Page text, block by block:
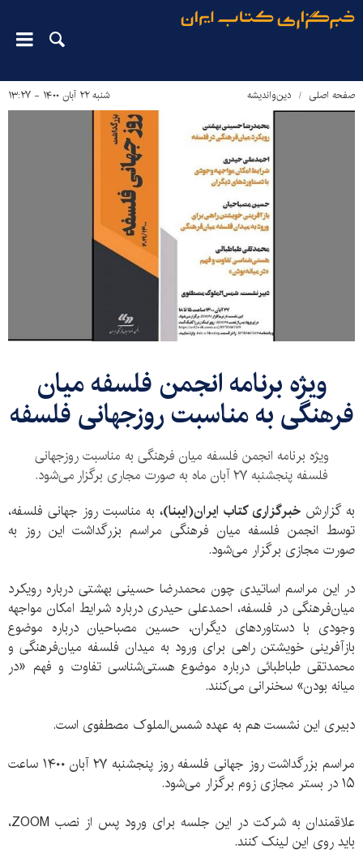
صفحه اصلی دین‌واندیشه شنبه ۲۲ آبان ۱۴۰۰ - ۱۳:۲۷
ویژه برنامه انجمن فلسفه میان
فرهنگی به مناسبت روزجهانی فلسفه
ویژه برنامه انجمن فلسفه میان فرهنگی به مناسبت روزجهانی
فلسفه پنجشنبه ۲۷ آبان ماه به صورت مجاری برگزار می‌شود.
به گزارشخبرگزاری کتاب ایران(ایبنا)، به مناسبت روز جهانی فلسفه،
توسط انجمن فلسفه میان فرهنگی مراسم بزرگداشت این روز به
صورت مجازی برگزار می‌شود.
در این مراسم اساتیدی چون محمدرضا حسینی بهشتی درباره رویکرد
میان‌فرهنگی در فلسفه، احمدعلی حیدری درباره شرایط امکان مواجهه
وجودی با دستاوردهای دیگران، حسین مصباحیان درباره موضوع
بازآفرینی خویشتن راهی برای ورود به میدان فلسفه میان‌فرهنگی و
محمدتقی طباطبائی درباره موضوع هستی‌شناسی تفاوت و فهم «در
میانه بودن» سخنرانی می‌کنند.
دبیری این نشست هم به عهده شمس‌الملوک مصطفوی است.
مراسم بزرگداشت روز جهانی فلسفه روز پنجشنبه ۲۷ آبان ۱۴۰۰ ساعت
۱۵ در بستر مجازی زوم برگزار می‌شود.
علاقمندان به شرکت در این جلسه برای ورود پس از نصب ZOOM،
باید روی این لینک کنند.